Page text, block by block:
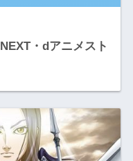
・dアニメスト